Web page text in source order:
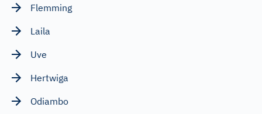
Flemming
Laila
Uve
Hertwiga
Odiambo